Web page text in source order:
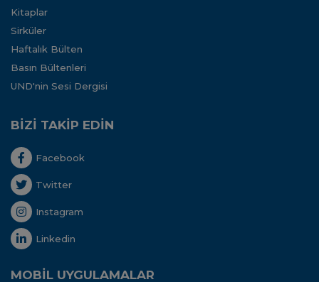
Kitaplar
Sirküler
Haftalık Bülten
Basın Bültenleri
UND'nin Sesi Dergisi
BİZİ TAKİP EDİN
Facebook
Twitter
Instagram
Linkedin
MOBİL UYGULAMALAR